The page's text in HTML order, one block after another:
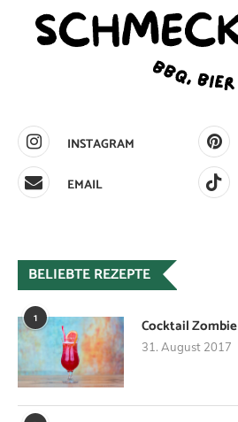
INSTAGRAM
EMAIL
BELIEBTE REZEPTE
1 Cocktail Zombie
31. August 2017